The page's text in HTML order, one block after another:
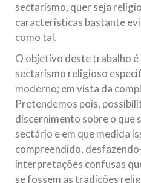
República Islâmica do
Na noite da quinta-feira, 03 de
Relações Exteriores da
sectarismo, quer seja
características bastante
como tal.
O objetivo deste trabalho é
sectarismo religioso
moderno; em vista da
Pretendemos pois,
discernimento sobre o que
sectário e em que medida
compreendido,
interpretações confusas
se fossem as tradições